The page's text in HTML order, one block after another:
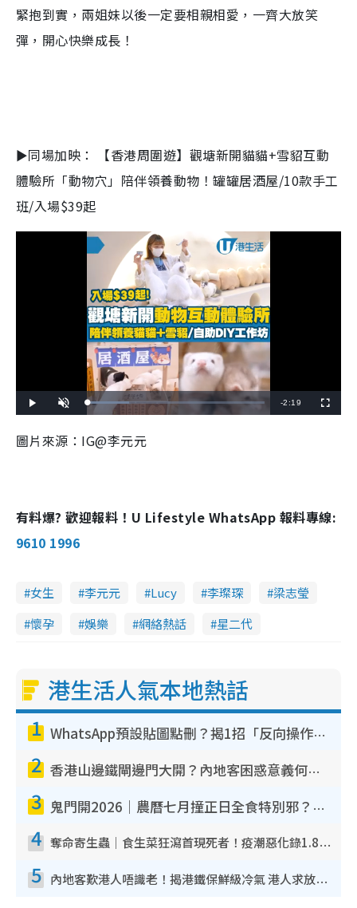
緊抱到實，兩姐妹以後一定要相親相愛，一齊大放笑
彈，開心快樂成長！
►同場加映：
【香港周圍遊】觀塘新開貓貓+雪貂互動
體驗所「動物穴」陪伴領養動物！罐罐居酒屋/10款手工
班/入場$39起
l
n
t
e
L
o
e
d
R
n
g
-2:19
u
圖片來源：IG@李元元
有料爆? 歡迎報料！U Lifestyle WhatsApp 報料專線:
9610 1996
女生 李元元 Lucy 李璨琛
梁志瑩
懷孕
娛樂 網絡熱話 星二代
港生活人氣本地熱話
1 WhatsApp預設貼圖點刪？揭1招「反向操作」還原簡潔介面 附3步實測教學
2 香港山邊鐵閘邊門大開？內地客困惑意義何在！網民神回覆：呢種叫法理性防禦
3 鬼門開2026｜農曆七月撞正日全食特別邪？專家警告切忌做一事！揭4大禁忌+2招保平安
4 奪命寄生蟲｜食生菜狂瀉首現死者！疫潮惡化錄1.8萬宗病例 揭洗菜3大謬誤
5 內地客歎港人唔識老！揭港鐵保鮮級冷氣 港人求放過：咪投訴